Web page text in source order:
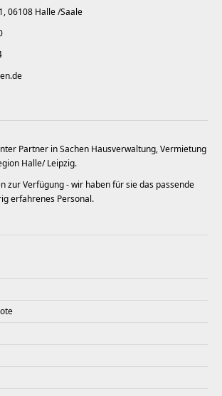
06108 Halle /Saale
Partner in Sachen Hausverwaltung, Vermietung
Halle/ Leipzig.
zur Verfügung - wir haben für sie das passende
erfahrenes Personal.